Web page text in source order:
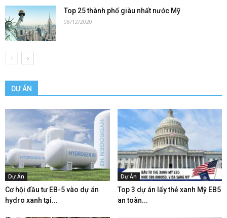
Top 25 thành phố giàu nhất nước Mỹ
08/12/2020
DỰ ÁN
Dự Án
Cơ hội đầu tư EB-5 vào dự án
hydro xanh tại...
Dự Án
Top 3 dự án lấy thẻ xanh Mỹ EB5
an toàn...